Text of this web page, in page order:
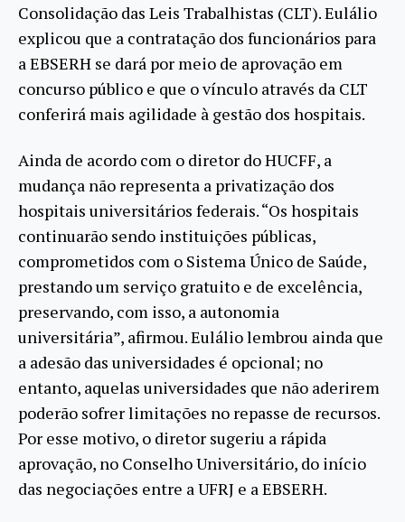
Consolidação das Leis Trabalhistas (CLT). Eulálio
explicou que a contratação dos funcionários para
a EBSERH se dará por meio de aprovação em
concurso público e que o vínculo através da CLT
conferirá mais agilidade à gestão dos hospitais.
Ainda de acordo com o diretor do HUCFF, a
mudança não representa a privatização dos
hospitais universitários federais. “Os hospitais
continuarão sendo instituições públicas,
comprometidos com o Sistema Único de Saúde,
prestando um serviço gratuito e de excelência,
preservando, com isso, a autonomia
universitária”, afirmou. Eulálio lembrou ainda que
a adesão das universidades é opcional; no
entanto, aquelas universidades que não aderirem
poderão sofrer limitações no repasse de recursos.
Por esse motivo, o diretor sugeriu a rápida
aprovação, no Conselho Universitário, do início
das negociações entre a UFRJ e a EBSERH.